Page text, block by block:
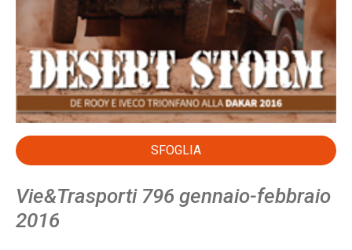
SFOGLIA
Vie&Trasporti 796 gennaio-febbraio
2016